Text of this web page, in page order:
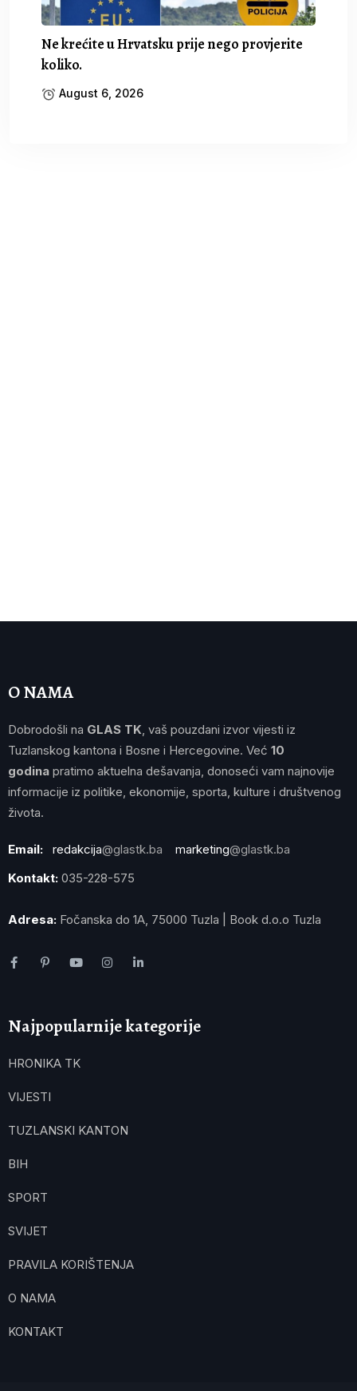
Ne krećite u Hrvatsku prije nego provjerite
koliko.
August 6, 2026
O NAMA
Dobrodošli na GLAS TK, vaš pouzdani izvor vijesti iz
Tuzlanskog kantona i Bosne i Hercegovine. Već 10
godina pratimo aktuelna dešavanja, donoseći vam najnovije
informacije iz politike, ekonomije, sporta, kulture i društvenog
života.
Email: redakcija@glastk.ba marketing@glastk.ba
Kontakt: 035-228-575
Adresa: Fočanska do 1A, 75000 Tuzla | Book d.o.o Tuzla
Najpopularnije kategorije
HRONIKA TK
VIJESTI
TUZLANSKI KANTON
BIH
SPORT
SVIJET
PRAVILA KORIŠTENJA
O NAMA
KONTAKT